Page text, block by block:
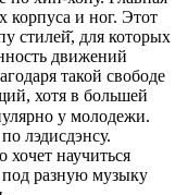
корпуса и ног. Этот
стилей̆, для которых
движений
такой свободе
хотя в большей
у молодежи. ⠀
лэдисдэнсу.
хочет научиться
под разную музыку